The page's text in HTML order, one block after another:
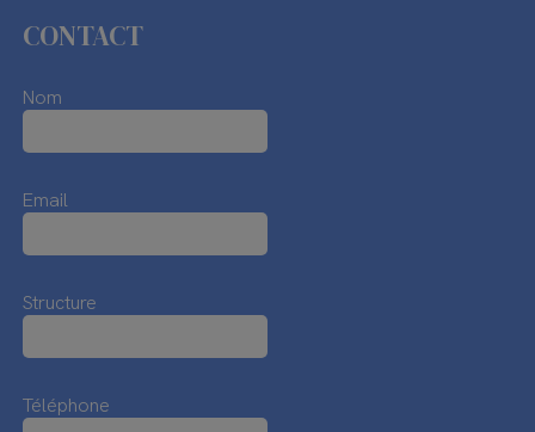
CONTACT
Nom
Email
Structure
Téléphone